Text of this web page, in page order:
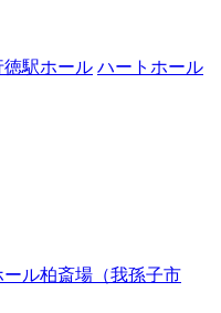
徳駅ホール ハートホール
ール柏斎場（我孫子市